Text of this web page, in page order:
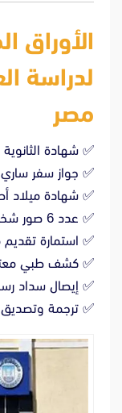
الأوراق
لدراسة
مصر
✅ شهادة الثانوية
✅ جواز سفر
✅ شهادة ميلاد
✅ عدد 6 صور شخصية حديثة.
✅ استمارة
✅ كشف طبي
✅ إيصال سداد
✅ ترجمة وتصديق